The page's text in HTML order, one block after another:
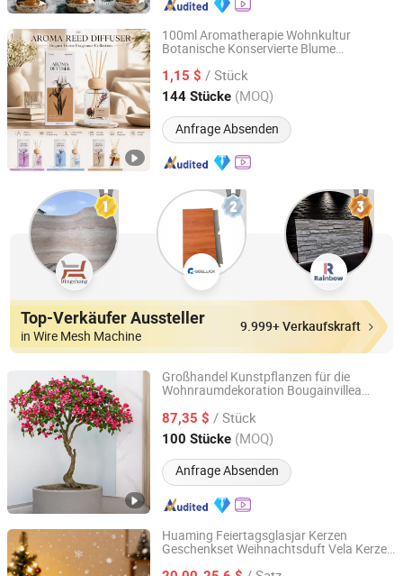
100ml Aromatherapie Wohnkultur
Botanische Konservierte Blume
1,15 $ / Stück
144 Stücke (MOQ)
Anfrage Absenden
Suzhou Runfan Home Decoration Co., Ltd.
Jiangsu, China Seit 2026
Top-Verkäufer Aussteller
in Wire Mesh Machine
9.999+ Verkaufskraft
Großhandel Kunstpflanzen für die
Wohnraumdekoration Bougainvillea
87,35 $ / Stück
100 Stücke (MOQ)
Anfrage Absenden
Shenzhen Fayfun Crafts Co., Ltd.
Guangdong, China Seit 2023
Huaming Feiertagsglasjar Kerzen
Geschenkset Weihnachtsduft Vela Kerze
Hebei Huaming Laye Limited Company